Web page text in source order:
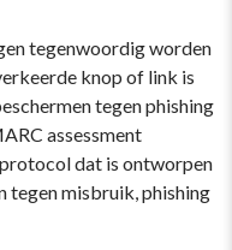
tegenwoordig worden
knop of link is
tegen phishing
assessment
dat is ontworpen
tegen misbruik, phishing